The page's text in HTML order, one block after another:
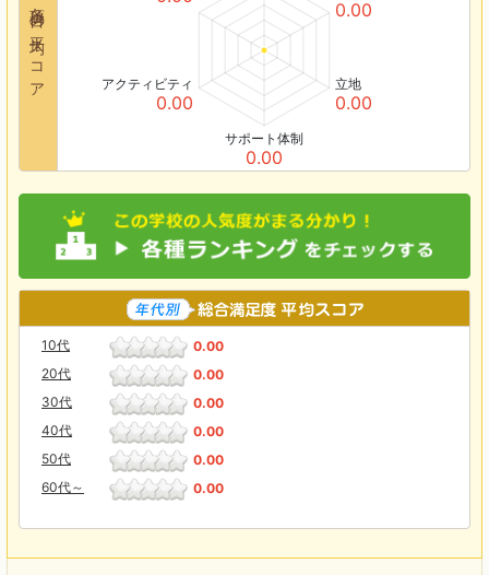
各項目の平均スコア 0.00
立地
0.00
サポート体制
0.00
アクティビティ
0.00
10代
0.00
20代
0.00
30代
0.00
40代
0.00
50代
0.00
60代～
0.00